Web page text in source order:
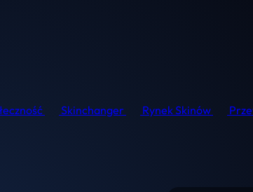
Skinchanger Rynek Skinów